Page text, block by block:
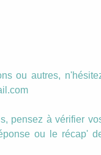
ou autres,
pensez à vérifier
ou le récap'